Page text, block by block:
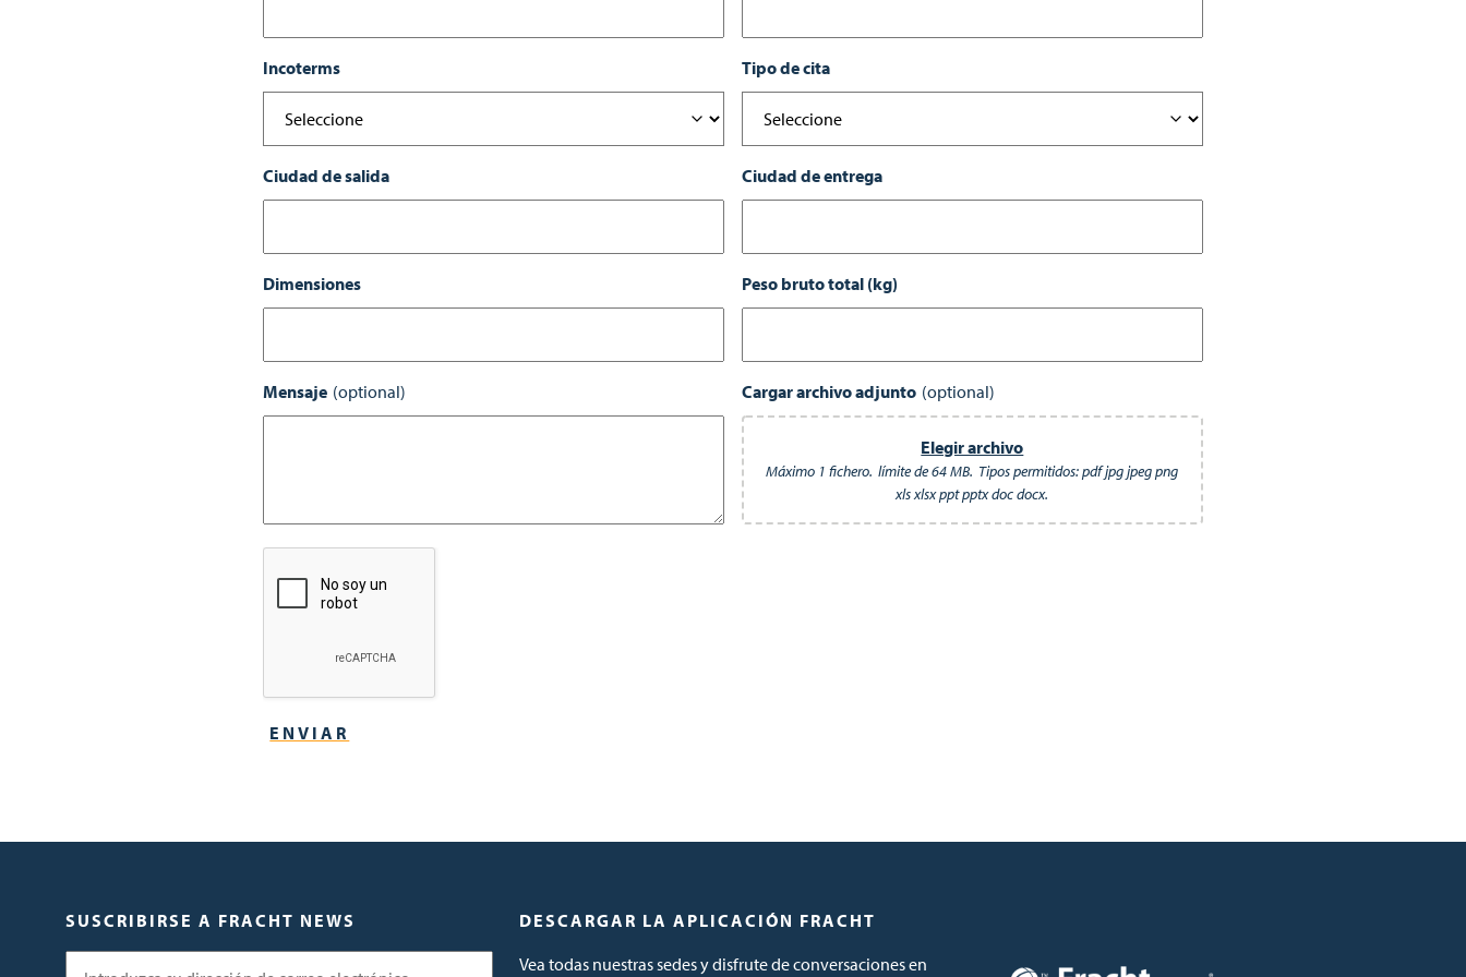
Incoterms Tipo de cita
Ciudad de salida Ciudad de entrega
Dimensiones Peso bruto total (kg)
Mensaje Cargar archivo adjunto
Elegir archivo
Máximo 1 fichero. límite de 64 MB. Tipos permitidos: pdf jpg jpeg png
xls xlsx ppt pptx doc docx.
SUSCRIBIRSE A FRACHT NEWS
DESCARGAR LA APLICACIÓN FRACHT
Vea todas nuestras sedes y disfrute de conversaciones en